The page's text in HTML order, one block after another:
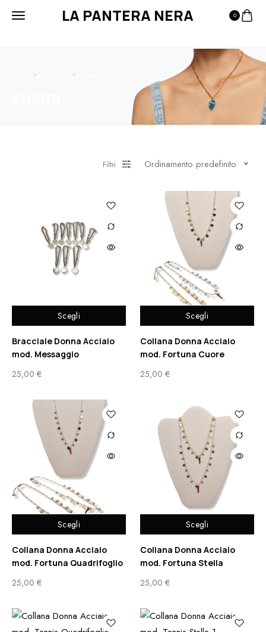
LA PANTERA NERA 0
Filtri Ordinamento predefinito
Scegli
Bracciale Donna Acciaio
mod. Messaggio
25,00 €
Scegli
Collana Donna Acciaio
mod. Fortuna Cuore
25,00 €
Scegli
Collana Donna Acciaio
mod. Fortuna Quadrifoglio
25,00 €
Scegli
Collana Donna Acciaio
mod. Fortuna Stella
25,00 €